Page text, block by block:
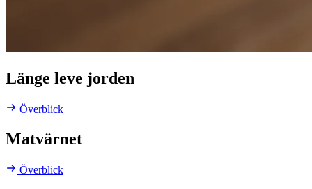
Länge leve jorden
Överblick
Matvärnet
Överblick